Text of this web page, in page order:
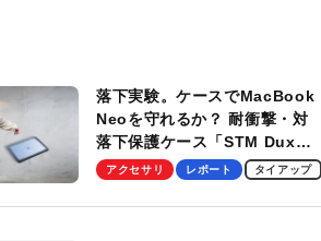
落下実験。ケースでMacBook
Neoを守れるか？ 耐衝撃・対
落下保護ケース「STM Dux
Ultra」を検証。学生、ビジネ
適！
アクセサリ レポート タイアップ